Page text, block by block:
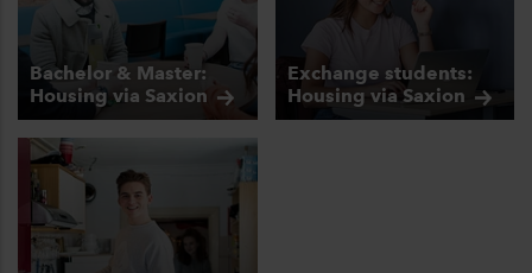
Bachelor & Master:
Housing via Saxion
Exchange students:
Housing via Saxion